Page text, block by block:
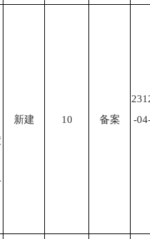
新建 10 备案
-